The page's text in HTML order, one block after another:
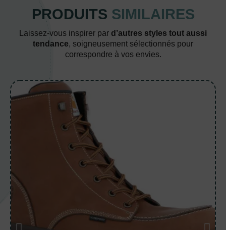
PRODUITS SIMILAIRES
Laissez-vous inspirer par d’autres styles tout aussi
tendance, soigneusement sélectionnés pour
correspondre à vos envies.